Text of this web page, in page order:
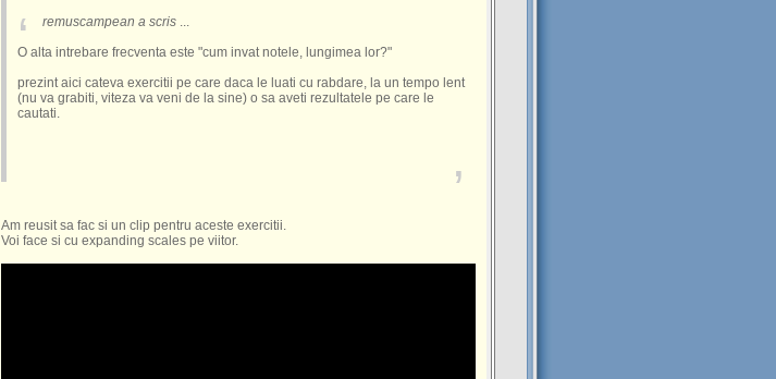
remuscampean a scris ...
O alta intrebare frecventa este "cum invat notele, lungimea lor?"
prezint aici cateva exercitii pe care daca le luati cu rabdare, la un tempo lent
(nu va grabiti, viteza va veni de la sine) o sa aveti rezultatele pe care le
cautati.
Am reusit sa fac si un clip pentru aceste exercitii.
Voi face si cu expanding scales pe viitor.